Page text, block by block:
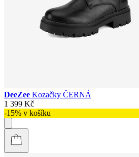
DeeZee Kozačky ČERNÁ
1 399 Kč
-15% v košíku